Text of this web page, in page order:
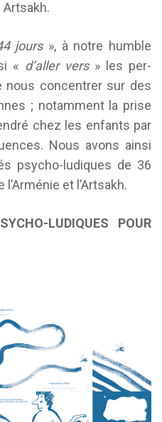
jours», à notre humble
« d’aller vers» les per­
nous concentrer sur des
; notamment la prise
chez les enfants par
Nous avons ainsi
psycho-ludiques de 36
et l’Artsakh.
LUDIQUES POUR